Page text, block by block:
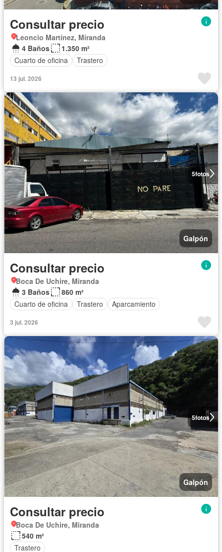
Consultar precio
Leoncio Martínez, Miranda
4 Baños
1.350 m²
Cuarto de oficina
Trastero
13 jul. 2026
5fotos
Galpón
Consultar precio
Boca De Uchire, Miranda
3 Baños
860 m²
Cuarto de oficina
Trastero Aparcamiento
3 jul. 2026
5fotos
Galpón
Consultar precio
Boca De Uchire, Miranda
540 m²
Trastero